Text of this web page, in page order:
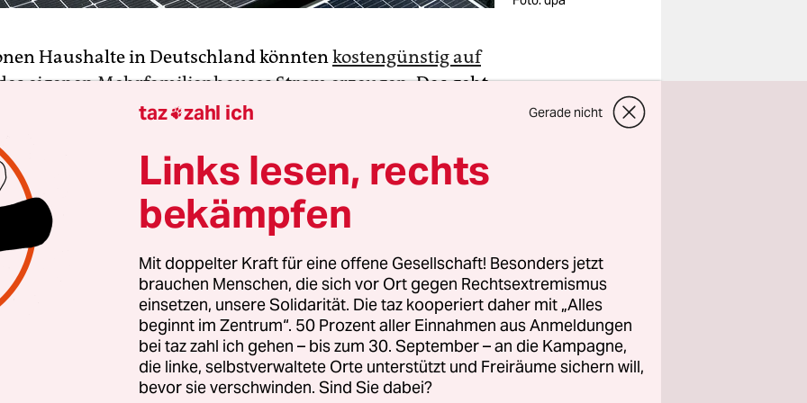
Haushalte in Deutschland könntenkostengünstig auf
eigenen Mehrfamilienhauses Strom erzeugen. Das geht
des Instituts der deutschen Wirtschaft (IW), hervor, die
der Funke Mediengruppe vorliegt. Demnach wird die
jedoch sehr selten genutzt.
19 Millionen Haushalten in Mehrfamilienhäusern
bis zu 14,3 Millionen die Vorteile von sogenanntem
nutzen. Laut der Erhebung gibt es ein Mieterstrom-
43 Terawattstunden (TWh). Die gesamte
durch Solaranlagenlag laut Fraunhofer-Institut für
im letzten Jahr bei 61 TWh.
taz zahl ich Gerade nicht
Links lesen, rechts
bekämpfen
Mit doppelter Kraft für eine offene Gesellschaft! Besonders jetzt
brauchen Menschen, die sich vor Ort gegen Rechtsextremismus
einsetzen, unsere Solidarität. Die taz kooperiert daher mit „Alles
beginnt im Zentrum“. 50 Prozent aller Einnahmen aus Anmeldungen
bei taz zahl ich gehen – bis zum 30. September – an die Kampagne,
die linke, selbstverwaltete Orte unterstützt und Freiräume sichern will,
bevor sie verschwinden. Sind Sie dabei?